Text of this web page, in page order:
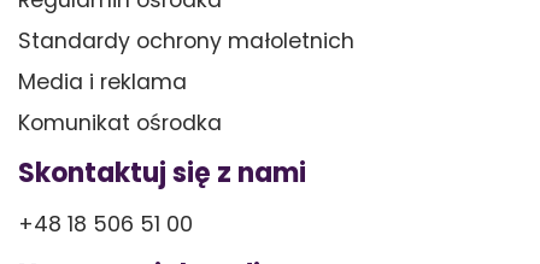
Standardy ochrony małoletnich
Media i reklama
Komunikat ośrodka
Skontaktuj się z nami
+48 18 506 51 00